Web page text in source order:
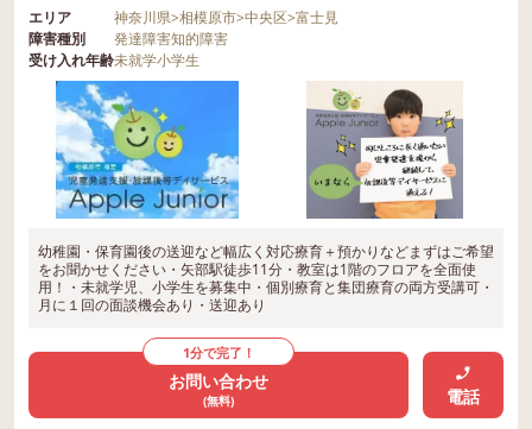
エリア 神奈川県>相模原市>中央区>富士見
障害種別
発達障害知的障害
受け入れ年齢未就学小学生
幼稚園・保育園後の送迎など幅広く対応療育＋預かりなどまずはご希望
をお聞かせください・矢部駅徒歩11分・教室は1階のフロアを全面使
用！・未就学児、小学生を募集中・個別療育と集団療育の両方受講可・
月に１回の面談機会あり・送迎あり
1分で完了！
お問い合わせ
(無料) 電話